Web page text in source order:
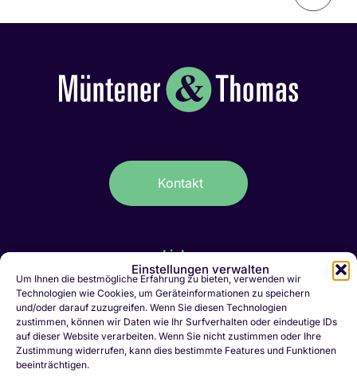
Einstellungen verwalten
Um Ihnen die bestmögliche Erfahrung zu bieten, verwenden wir
Technologien wie Cookies, um Geräteinformationen zu speichern
und/oder darauf zuzugreifen. Wenn Sie diesen Technologien
zustimmen, können wir Daten wie Ihr Surfverhalten oder eindeutige IDs
auf dieser Website verarbeiten. Wenn Sie nicht zustimmen oder Ihre
Zustimmung widerrufen, kann dies bestimmte Features und Funktionen
beeinträchtigen.
Kontakt
Links
IT-Stellen Graubünden & FL
Kaufmännische Stellen Ostschweiz
Personalvermittlung Liechtenstein
Personalvermittlung Chur
Jobletter abonnieren